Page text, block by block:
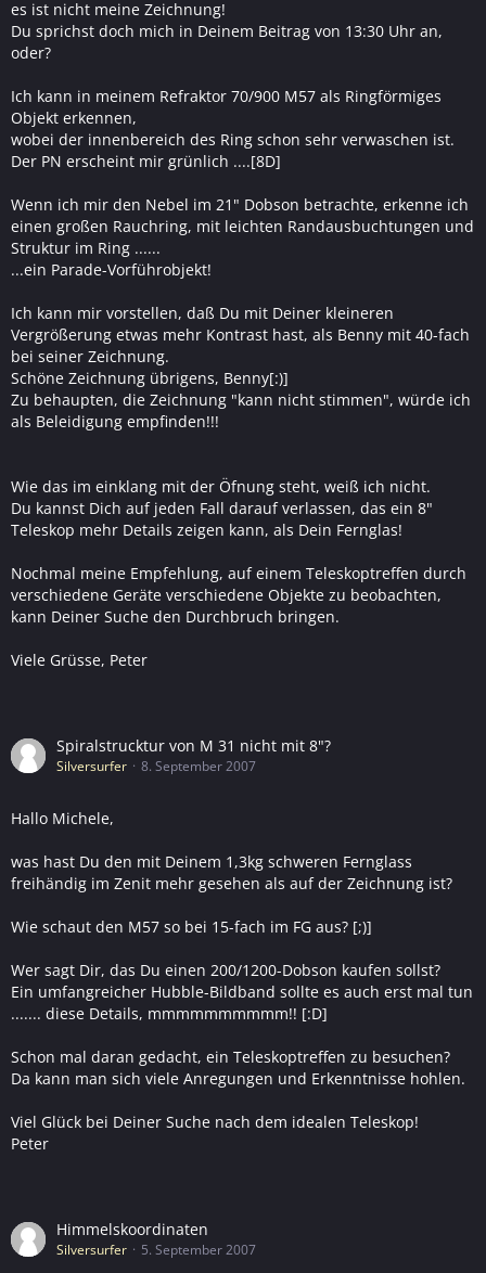
es ist nicht meine Zeichnung!
Du sprichst doch mich in Deinem Beitrag von 13:30 Uhr an,
oder?
Ich kann in meinem Refraktor 70/900 M57 als Ringförmiges
Objekt erkennen,
wobei der innenbereich des Ring schon sehr verwaschen ist.
Der PN erscheint mir grünlich ....[8D]
Wenn ich mir den Nebel im 21" Dobson betrachte, erkenne ich
einen großen Rauchring, mit leichten Randausbuchtungen und
Struktur im Ring ......
...ein Parade-Vorführobjekt!
Ich kann mir vorstellen, daß Du mit Deiner kleineren
Vergrößerung etwas mehr Kontrast hast, als Benny mit 40-fach
bei seiner Zeichnung.
Schöne Zeichnung übrigens, Benny[:)]
Zu behaupten, die Zeichnung "kann nicht stimmen", würde ich
als Beleidigung empfinden!!!
Wie das im einklang mit der Öfnung steht, weiß ich nicht.
Du kannst Dich auf jeden Fall darauf verlassen, das ein 8"
Teleskop mehr Details zeigen kann, als Dein Fernglas!
Nochmal meine Empfehlung, auf einem Teleskoptreffen durch
verschiedene Geräte verschiedene Objekte zu beobachten,
kann Deiner Suche den Durchbruch bringen.
Viele Grüsse, Peter
Spiralstrucktur von M 31 nicht mit 8"?
Silversurfer 8. September 2007
Hallo Michele,
was hast Du den mit Deinem 1,3kg schweren Fernglass
freihändig im Zenit mehr gesehen als auf der Zeichnung ist?
Wie schaut den M57 so bei 15-fach im FG aus? [;)]
Wer sagt Dir, das Du einen 200/1200-Dobson kaufen sollst?
Ein umfangreicher Hubble-Bildband sollte es auch erst mal tun
....... diese Details, mmmmmmmmmm!! [:D]
Schon mal daran gedacht, ein Teleskoptreffen zu besuchen?
Da kann man sich viele Anregungen und Erkenntnisse hohlen.
Viel Glück bei Deiner Suche nach dem idealen Teleskop!
Peter
Himmelskoordinaten
Silversurfer 5. September 2007